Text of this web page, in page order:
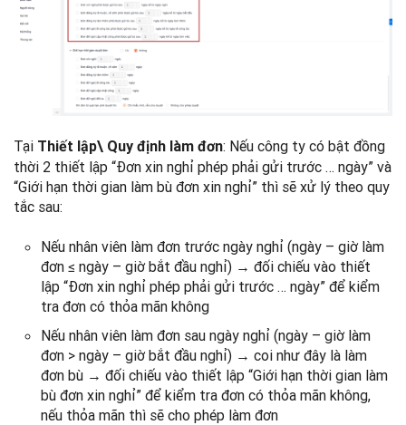
Tại Thiết lập\ Quy định làm đơn: Nếu công ty có bật đồng
thời 2 thiết lập “Đơn xin nghỉ phép phải gửi trước … ngày” và
“Giới hạn thời gian làm bù đơn xin nghỉ” thì sẽ xử lý theo quy
tắc sau:
Nếu nhân viên làm đơn trước ngày nghỉ (ngày – giờ làm
đơn ≤ ngày – giờ bắt đầu nghỉ) → đối chiếu vào thiết
lập “Đơn xin nghỉ phép phải gửi trước … ngày” để kiểm
tra đơn có thỏa mãn không
Nếu nhân viên làm đơn sau ngày nghỉ (ngày – giờ làm
đơn > ngày – giờ bắt đầu nghỉ) → coi như đây là làm
đơn bù → đối chiếu vào thiết lập “Giới hạn thời gian làm
bù đơn xin nghỉ” để kiểm tra đơn có thỏa mãn không,
nếu thỏa mãn thì sẽ cho phép làm đơn